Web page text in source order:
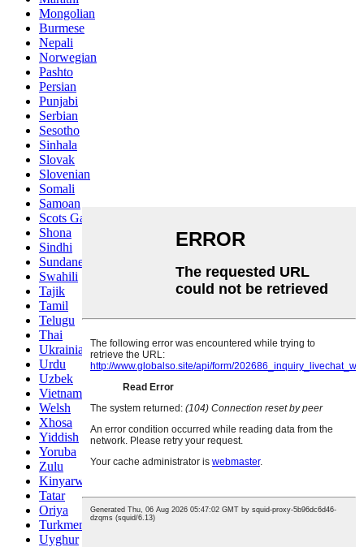
Mongolian
Burmese
Nepali
Norwegian
Pashto
Persian
Punjabi
Serbian
Sesotho
Sinhala
Slovak
Slovenian
Somali
Samoan
Scots Gaelic
Shona
Sindhi
Sundanese
Swahili
Tajik
Tamil
Telugu
Thai
Ukrainian
Urdu
Uzbek
Vietnamese
Welsh
Xhosa
Yiddish
Yoruba
Zulu
Kinyarwanda
Tatar
Oriya
Turkmen
Uyghur